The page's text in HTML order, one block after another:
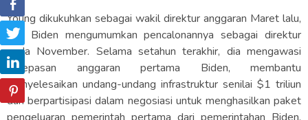
Young dikukuhkan sebagai wakil direktur anggaran Maret lalu,
dan Biden mengumumkan pencalonannya sebagai direktur
pada November. Selama setahun terakhir, dia mengawasi
pelepasan anggaran pertama Biden, membantu
menyelesaikan undang-undang infrastruktur senilai $1 triliun
dan berpartisipasi dalam negosiasi untuk menghasilkan paket